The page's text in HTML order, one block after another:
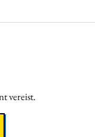
vereist.